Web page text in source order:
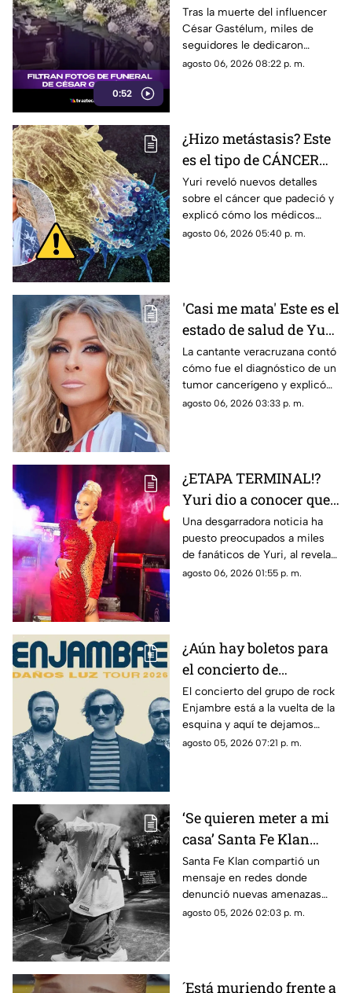
0:52
funeral de César
Gastélum [VIDEO]
Tras la muerte del influencer
César Gastélum, miles de
seguidores le dedicaron
mensajes de despedida,
agosto 06, 2026 08:22 p. m.
¿Hizo metástasis? Este
es el tipo de CÁNCER
que le diagnosticaron a
Yuri
Yuri reveló nuevos detalles
sobre el cáncer que padeció y
explicó cómo los médicos
encontraron un pequeño
agosto 06, 2026 05:40 p. m.
'Casi me mata' Este es el
estado de salud de Yuri
tras confirmar un
TUMOR cancerígeno
La cantante veracruzana contó
cómo fue el diagnóstico de un
tumor cancerígeno y explicó
cuál es su estado de salud.
agosto 06, 2026 03:33 p. m.
¿ETAPA TERMINAL!?
Yuri dio a conocer que
fue diagnosticada con
cáncer; esto se sabe
Una desgarradora noticia ha
puesto preocupados a miles
de fanáticos de Yuri, al revelar
que fue diagnosticada con
agosto 06, 2026 01:55 p. m.
¿Aún hay boletos para
el concierto de
Enjambre en Veracruz?
Esto sabemos
El concierto del grupo de rock
Enjambre está a la vuelta de la
esquina y aquí te dejamos
algunos detalles que te podrían
agosto 05, 2026 07:21 p. m.
‘Se quieren meter a mi
casa’ Santa Fe Klan
denuncia AMENAZAS
tras balacera en su
tienda
Santa Fe Klan compartió un
mensaje en redes donde
denunció nuevas amenazas
después de la balacera en su
agosto 05, 2026 02:03 p. m.
´Está muriendo frente a